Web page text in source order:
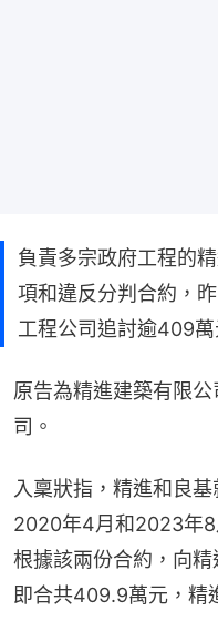
負責多宗政府工程的
項和違反分判合約，
工程公司追討逾409萬
原告為精進建築有限
司。
入稟狀指，精進和良
2020年4月和2023年8
根據該兩份合約，向
即合共409.9萬元，精